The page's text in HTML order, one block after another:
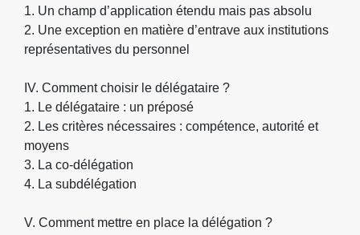
1. Un champ d’application étendu mais pas absolu
2. Une exception en matière d’entrave aux institutions
représentatives du personnel
IV. Comment choisir le délégataire ?
1. Le délégataire : un préposé
2. Les critères nécessaires : compétence, autorité et
moyens
3. La co-délégation
4. La subdélégation
V. Comment mettre en place la délégation ?